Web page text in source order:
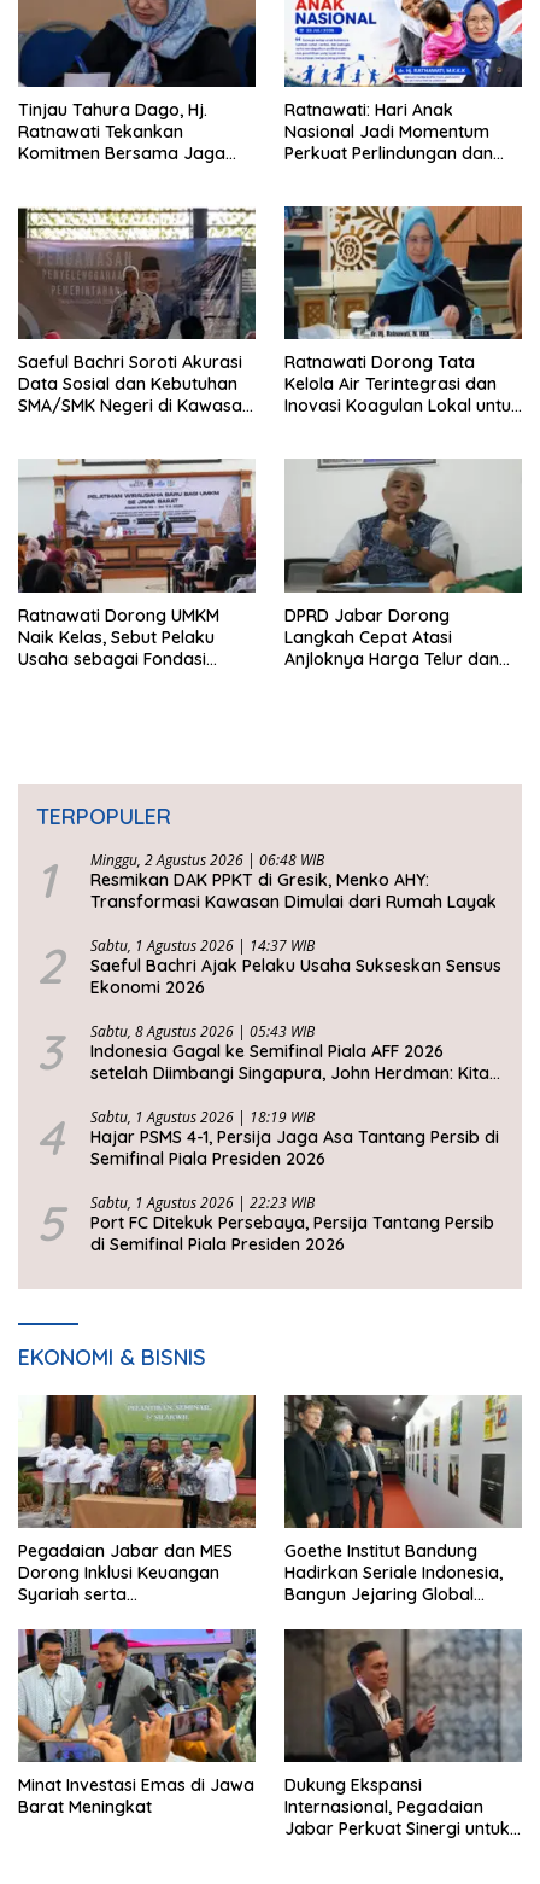
Tinjau Tahura Dago, Hj.
Ratnawati Tekankan
Komitmen Bersama Jaga
Ratnawati: Hari Anak
Nasional Jadi Momentum
Perkuat Perlindungan dan
Saeful Bachri Soroti Akurasi
Data Sosial dan Kebutuhan
SMA/SMK Negeri di Kawasan
Ratnawati Dorong Tata
Kelola Air Terintegrasi dan
Inovasi Koagulan Lokal untuk
Ratnawati Dorong UMKM
Naik Kelas, Sebut Pelaku
Usaha sebagai Fondasi
DPRD Jabar Dorong
Langkah Cepat Atasi
Anjloknya Harga Telur dan
TERPOPULER
1 Minggu, 2 Agustus 2026 | 06:48 WIB
Resmikan DAK PPKT di Gresik, Menko AHY:
Transformasi Kawasan Dimulai dari Rumah Layak
2 Sabtu, 1 Agustus 2026 | 14:37 WIB
Saeful Bachri Ajak Pelaku Usaha Sukseskan Sensus
Ekonomi 2026
3 Sabtu, 8 Agustus 2026 | 05:43 WIB
Indonesia Gagal ke Semifinal Piala AFF 2026
setelah Diimbangi Singapura, John Herdman: Kita
4 Sabtu, 1 Agustus 2026 | 18:19 WIB
Hajar PSMS 4-1, Persija Jaga Asa Tantang Persib di
Semifinal Piala Presiden 2026
5 Sabtu, 1 Agustus 2026 | 22:23 WIB
Port FC Ditekuk Persebaya, Persija Tantang Persib
di Semifinal Piala Presiden 2026
EKONOMI & BISNIS
Pegadaian Jabar dan MES
Dorong Inklusi Keuangan
Syariah serta
Goethe Institut Bandung
Hadirkan Seriale Indonesia,
Bangun Jejaring Global
Minat Investasi Emas di Jawa
Barat Meningkat
Dukung Ekspansi
Internasional, Pegadaian
Jabar Perkuat Sinergi untuk